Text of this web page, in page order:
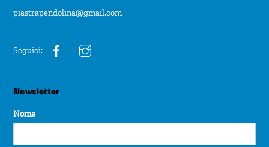
piastrapendolina@gmail.com
Seguici:
Newsletter
Nome